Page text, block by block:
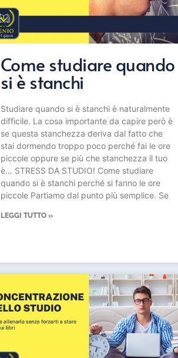
Come studiare quando
si è stanchi
Studiare quando si è stanchi è naturalmente
difficile. La cosa importante da capire però è
se questa stanchezza deriva dal fatto che
stai dormendo troppo poco perché fai le ore
piccole oppure se più che stanchezza il tuo
è… STRESS DA STUDIO! Come studiare
quando si è stanchi perché si fanno le ore
piccole Partiamo dal punto più semplice. Se
LEGGI TUTTO »